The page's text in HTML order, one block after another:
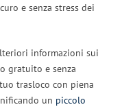
e senza stress dei
informazioni sui
gratuito e senza
trasloco con piena
un piccolo